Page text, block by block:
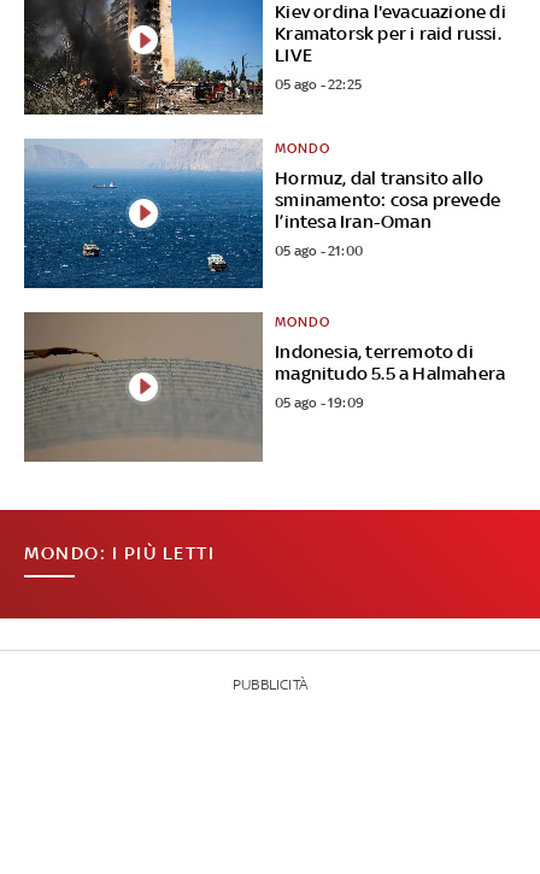
Kiev ordina l'evacuazione di
Kramatorsk per i raid russi.
LIVE
05 ago - 22:25
Hormuz, dal transito allo
sminamento: cosa prevede
l’intesa Iran-Oman
MONDO
05 ago - 21:00
Indonesia, terremoto di
magnitudo 5.5 a Halmahera
MONDO
05 ago - 19:09
MONDO: I PIÙ LETTI
PUBBLICITÀ